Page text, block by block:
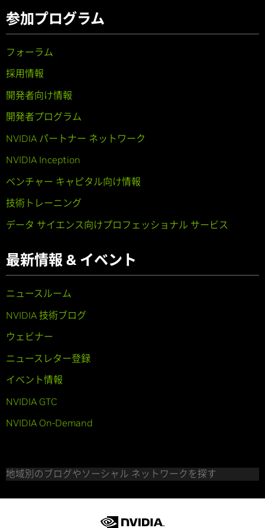
参加プログラム
フォーラム
採用情報
開発者向け情報
開発者プログラム
NVIDIA パートナー ネットワーク
NVIDIA Inception
ベンチャー キャピタル向け情報
技術トレーニング
データ サイエンス向けプロフェッショナル サービス
最新情報 & イベント
ニュースルーム
NVIDIA 技術ブログ
ウェビナー
ニュースレター登録
イベント情報
NVIDIA GTC
NVIDIA On-Demand
地域別のブログやソーシャル ネットワークを探す